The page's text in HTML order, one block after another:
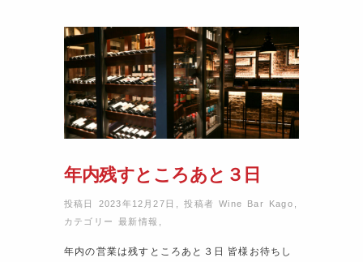
年内残すところあと３日
投稿日 2023年12月27日 ,投稿者Wine Bar Kago
カテゴリー最新情報
年内の営業は残すところあと３日 皆様お待ちし